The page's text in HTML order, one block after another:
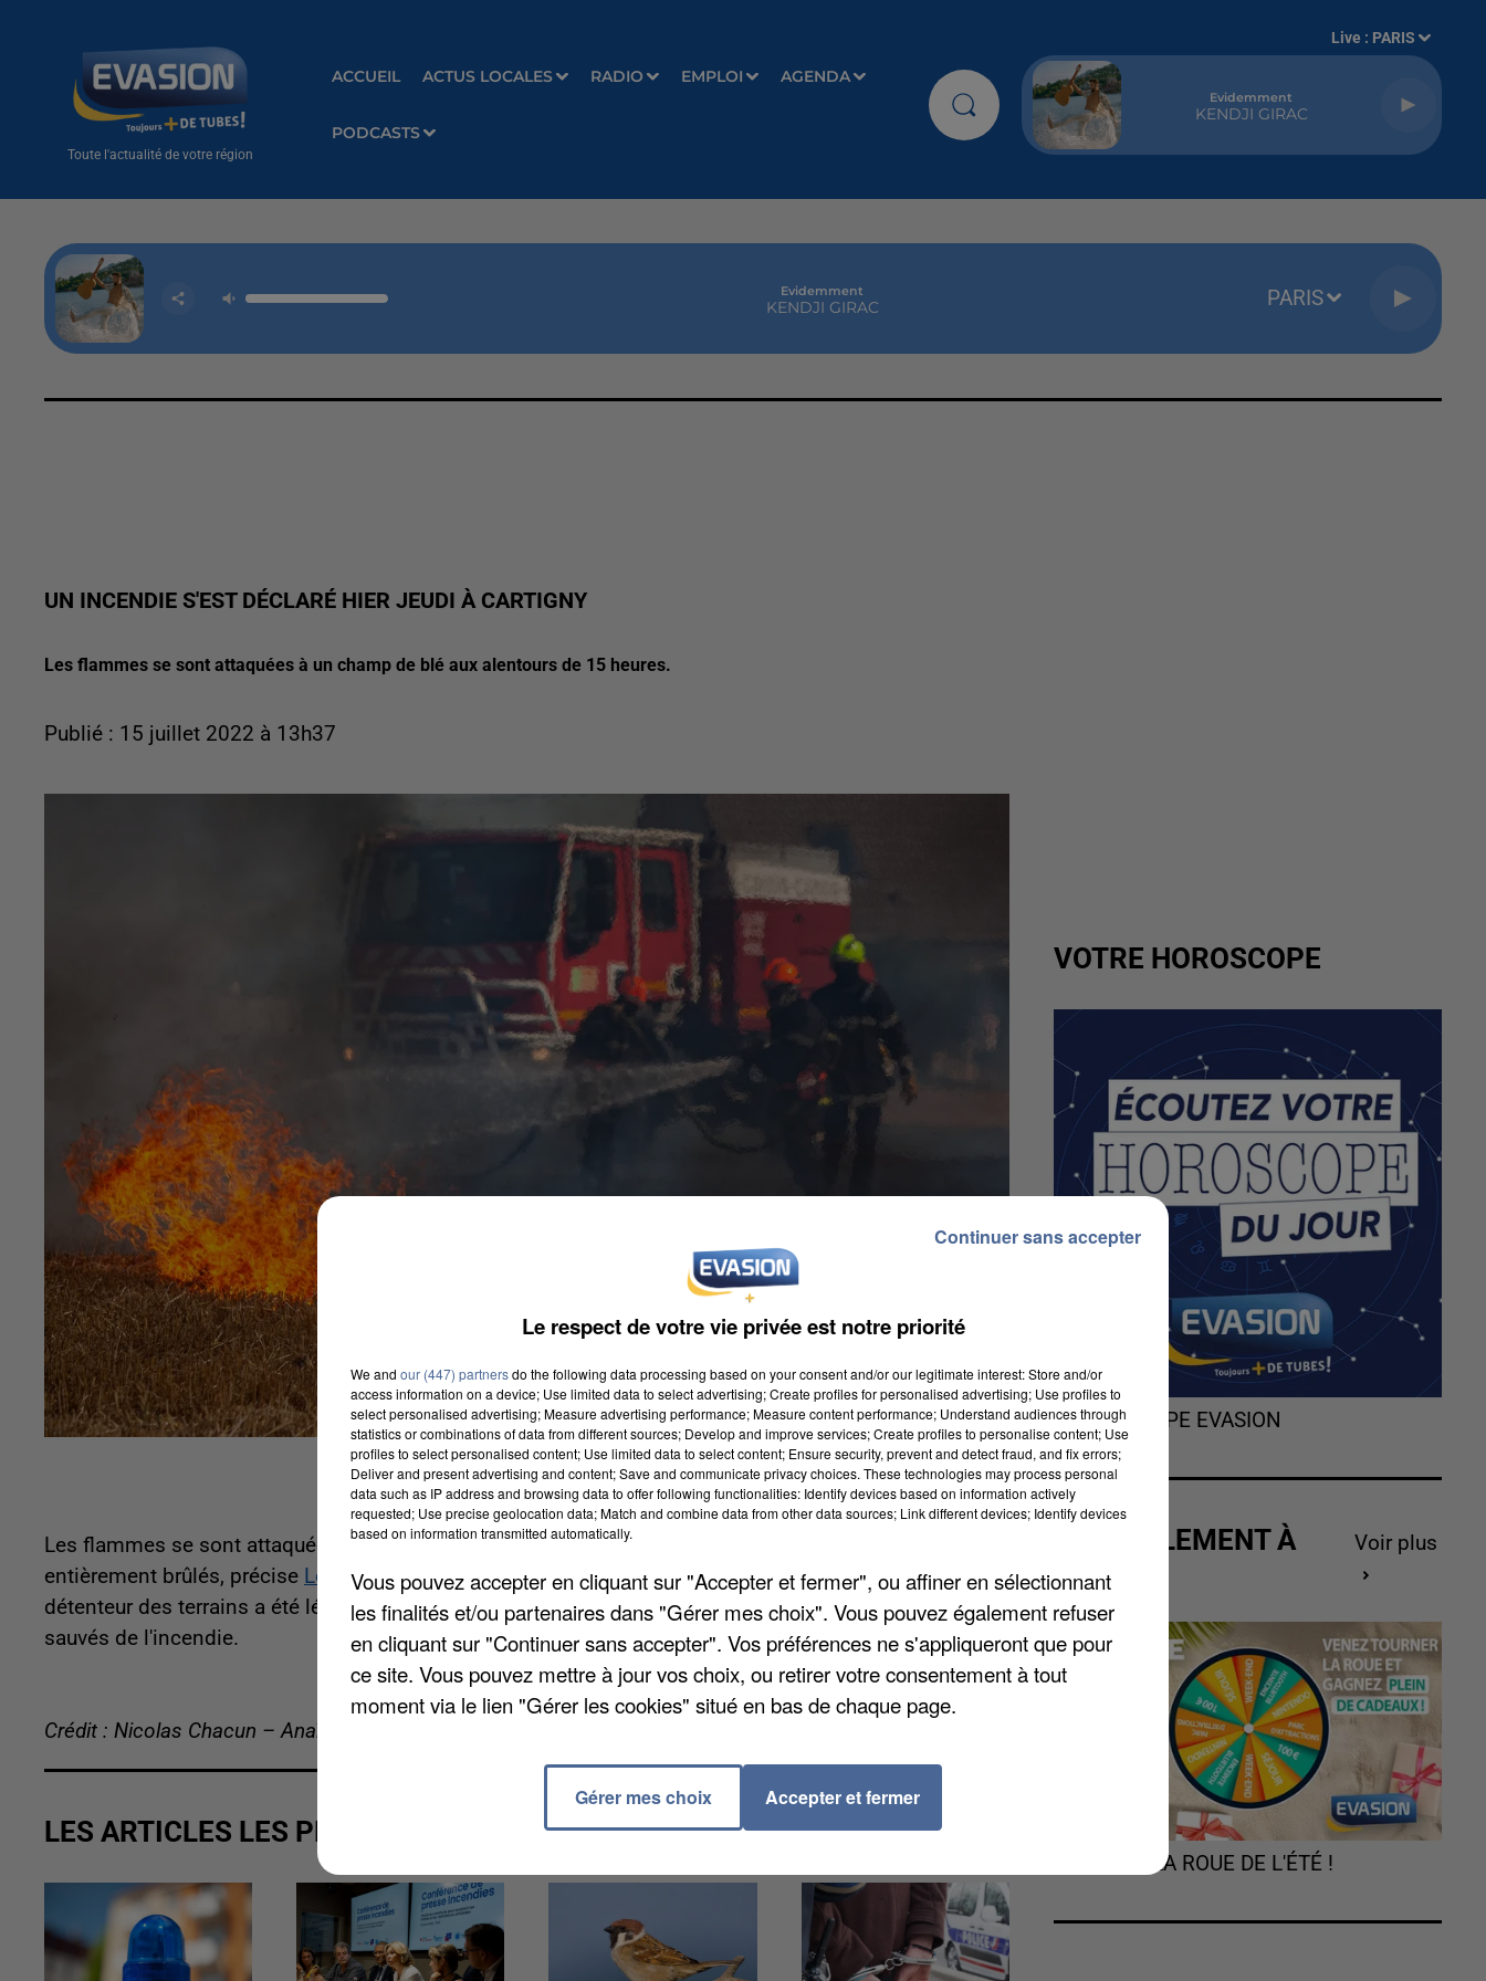
Toute l'actualité de votre région
ACCUEIL ACTUS LOCALES RADIO EMPLOI AGENDA
PODCASTS
Live : PARIS
Evidemment
KENDJI GIRAC
Evidemment
KENDJI GIRAC PARIS
UN INCENDIE S'EST DÉCLARÉ HIER JEUDI À CARTIGNY
Les flammes se sont attaquées à un champ de blé aux alentours de 15 heures.
Publié : 15 juillet 2022 à 13h37
Les flammes se sont attaquées à un champ de blé aux alentours de 15 heures. Deux hectares ont été
entièrement brûlés, précise Le Courrier Picard . Les pompiers se sont rapidement rendus sur place. Le
détenteur des terrains a été légèrement blessé lors du sinistre. Finalement, six hectares ont pu être
sauvés de l'incendie.
Crédit : Nicolas Chacun – Anaïs Boubrit
LES ARTICLES LES PLUS VUS
VOTRE HOROSCOPE
L'HOROSCOPE EVASION
ACTUELLEMENT À
GAGNER
Voir plus
TOURNEZ LA ROUE DE L'ÉTÉ !
Le respect de votre vie privée est notre priorité
We and our (447) partnersdo the following data processing based on your consent and/or our legitimate interest: Store and/or
access information on a device; Use limited data to select advertising; Create profiles for personalised advertising; Use profiles to
select personalised advertising; Measure advertising performance; Measure content performance; Understand audiences through
statistics or combinations of data from different sources; Develop and improve services; Create profiles to personalise content; Use
profiles to select personalised content; Use limited data to select content; Ensure security, prevent and detect fraud, and fix errors;
Deliver and present advertising and content; Save and communicate privacy choices. These technologies may process personal
data such as IP address and browsing data to offer following functionalities: Identify devices based on information actively
requested; Use precise geolocation data; Match and combine data from other data sources; Link different devices; Identify devices
based on information transmitted automatically.
Vous pouvez accepter en cliquant sur "Accepter et fermer", ou affiner en sélectionnant
les finalités et/ou partenaires dans "Gérer mes choix". Vous pouvez également refuser
en cliquant sur "Continuer sans accepter". Vos préférences ne s'appliqueront que pour
ce site. Vous pouvez mettre à jour vos choix, ou retirer votre consentement à tout
moment via le lien "Gérer les cookies" situé en bas de chaque page.
Gérer mes choix Accepter et fermer
Continuer sans accepter